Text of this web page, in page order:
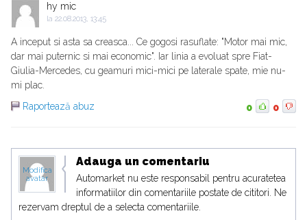
hy mic
la 22.08.2013, 13:45
A inceput si asta sa creasca... Ce gogosi rasuflate: "Motor mai mic,
dar mai puternic si mai economic". Iar linia a evoluat spre Fiat-
Giulia-Mercedes, cu geamuri mici-mici pe laterale spate, mie nu-
mi plac.
Raportează abuz
0 0
Modifica
avatar
Adauga un comentariu
Automarket nu este responsabil pentru acuratetea
informatiilor din comentariile postate de cititori. Ne
rezervam dreptul de a selecta comentariile.